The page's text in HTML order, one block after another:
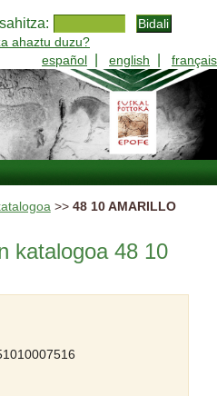
ahaztu duzu?
español
english français
>> 48 10 AMARILLO
katalogoa 48 10